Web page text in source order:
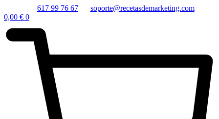
617 99 76 67
soporte@recetasdemarketing.com
0,00 € 0